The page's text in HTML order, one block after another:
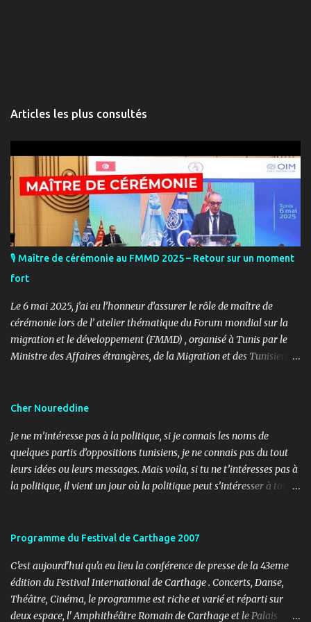
Articles les plus consultés
🎙️ Maître de cérémonie au FMMD 2025 – Retour sur un moment
fort
Le 6 mai 2025, j’ai eu l’honneur d’assurer le rôle de maître de
cérémonie lors de l’ atelier thématique du Forum mondial sur la
migration et le développement (FMMD) , organisé à Tunis par le
Ministre des Affaires étrangères, de la Migration et des Tunisiens à
niveau a rassemblé des diplomates, des experts de la diaspora, des
civile autour d’un objectif commun : renforcer le rôle stratégique
de la diaspora dans le développement durable, l’investissement et
la coopération internationale. 🎤 Mon rôle : donner le rythme,
porter la voix du dialogue En tant que maître de cérémonie, mon
moments d’ouverture, d’échanges et de clôture. Ce fut une expéri...
Cher Noureddine
Je ne m’intéresse pas à la politique, si je connais les noms de
quelques partis d’oppositions tunisiens, je ne connais pas du tout
leurs idées ou leurs messages. Mais voila, si tu ne t’intéresses pas à
la politique, il vient un jour où la politique peut s’intéresser à toi…
Ouatane ». Après informations, il s’agit de l’organe officiel d’un
non pas de l’article, mais du sujet (3 pages), c’est les adorateurs de
Satan en Tunisie. Noureddine Mbarki a réalisé une enquête sur le
terrain pour essayer de comprendre l’imaginaire de ces jeunes,
tout de noirs habillés. Au programme, tour de salons de thés,
Programme du Festival de Carthage 2007
C'est aujourd'hui qu'a eu lieu la conférence de presse de la 43eme
édition du Festival International de Carthage . Concerts, Danse,
Théâtre, Cinéma, le programme est riche et varié et réparti sur
deux espace, l' Amphithéâtre Romain de Carthage et le Palais